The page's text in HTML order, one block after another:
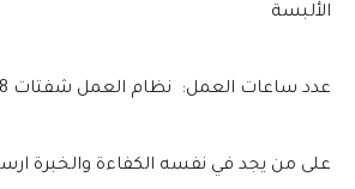
الألبسة
عدد ساعات العمل: نظام العمل شفتات 8 ساعات
على من يجد في نفسه الكفاءة والخبرة